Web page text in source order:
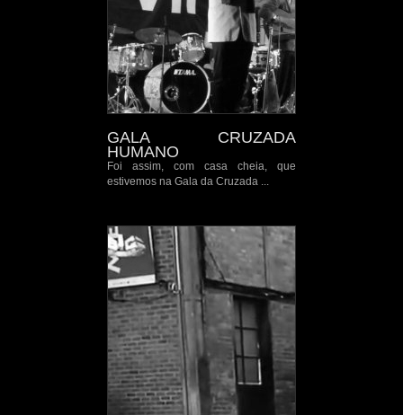
GALA CRUZADA
HUMANO
Foi assim, com casa cheia, que
estivemos na Gala da Cruzada ...